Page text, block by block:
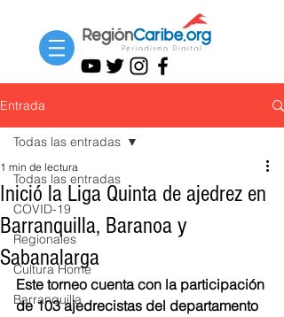
Entrada
Todas las entradas
COVID-19
Regionales
Cultura Home
Barranquilla
Todas las entradas
Inició la Liga Quinta de ajedrez en
Barranquilla, Baranoa y
Sabanalarga
1 min de lectura
Este torneo cuenta con la participación
de 103 ajedrecistas del departamento